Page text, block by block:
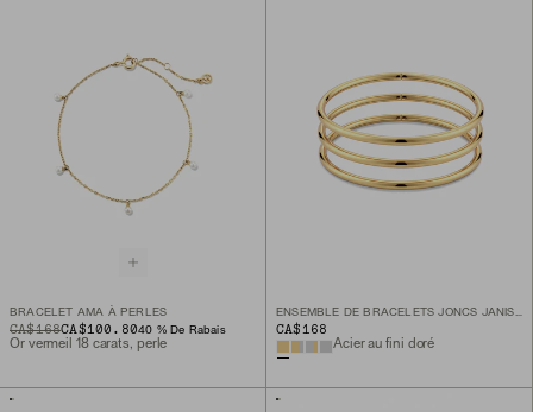
BRACELET AMA À PERLES
ORIGINAL PRICE
CA$168
SALE PRICECA$100.8040 % De Rabais
Or vermeil 18 carats, perle
ENSEMBLE DE BRACELETS JONCS JANIS FLEXI
CA$168
Acier au fini doré